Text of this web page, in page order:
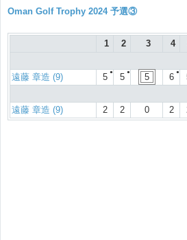
Oman Golf Trophy 2024 予選③
1 2 3 4
遠藤 章造 (9) ●
5 ●
5 5 ●
6
遠藤 章造 (9)
2 2 0 2